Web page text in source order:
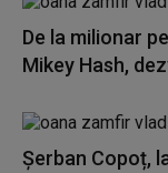
De la milionar
Mikey Hash,
Șerban Copoț,